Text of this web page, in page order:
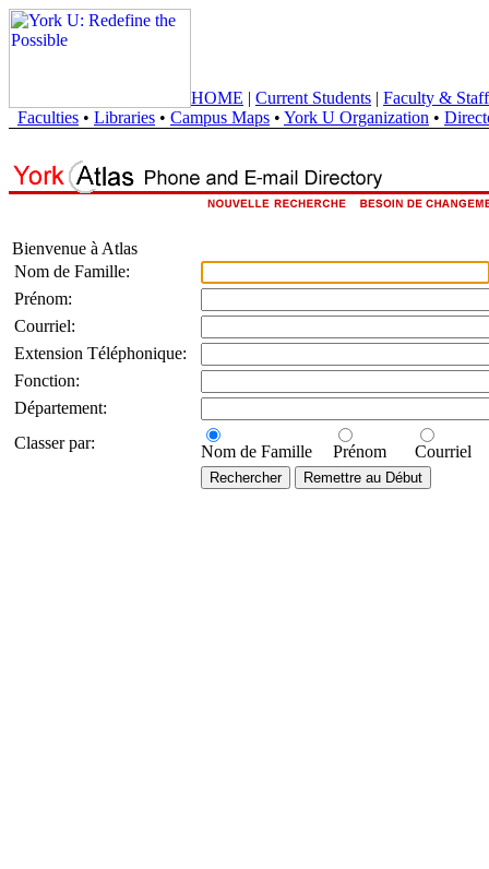
HOME | Current Students | Faculty & Staff
Faculties • Libraries • Campus Maps • York U Organization •
Bienvenue à Atlas
Nom de Famille:
Prénom:
Courriel:
Extension Téléphonique:
Fonction:
Département:
Classer par:
Nom de Famille Prénom Courriel